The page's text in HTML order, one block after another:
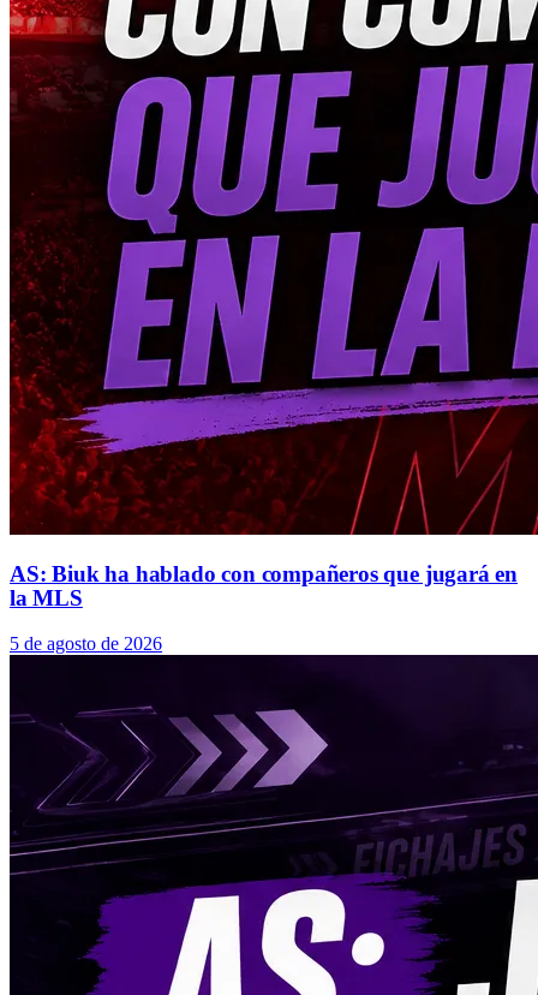
AS: Biuk ha hablado con compañeros que jugará en
la MLS
5 de agosto de 2026